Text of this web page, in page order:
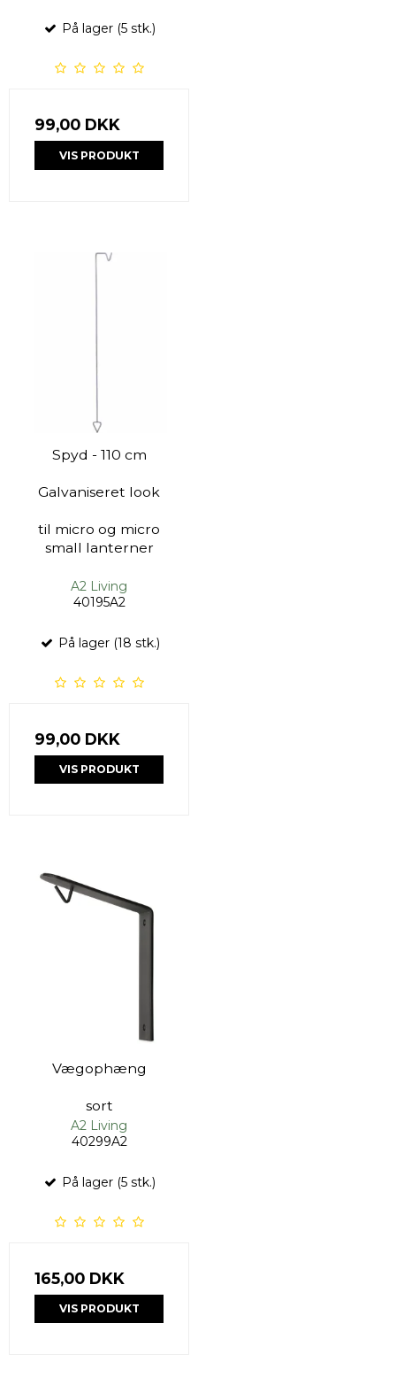
På lager (5 stk.)
99,00 DKK
VIS PRODUKT
Spyd - 110 cm
Galvaniseret look
til micro og micro
small lanterner
A2 Living
40195A2
På lager (18 stk.)
99,00 DKK
VIS PRODUKT
Vægophæng
sort
A2 Living
40299A2
På lager (5 stk.)
165,00 DKK
VIS PRODUKT